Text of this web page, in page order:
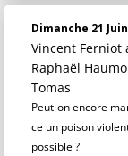
Dimanche 21
Vincent Ferniot
Raphaël
Tomas
Peut-on encore
ce un poison
possible ?